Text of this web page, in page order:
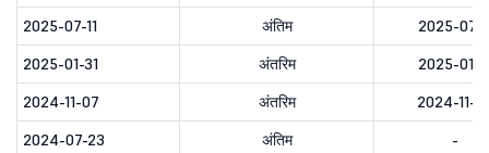
2025-07-11
अंतिम
2025-07-
2025-01-31
अंतरिम
2025-01-
2024-11-07
अंतरिम
2024-11-
2024-07-23
अंतिम
-